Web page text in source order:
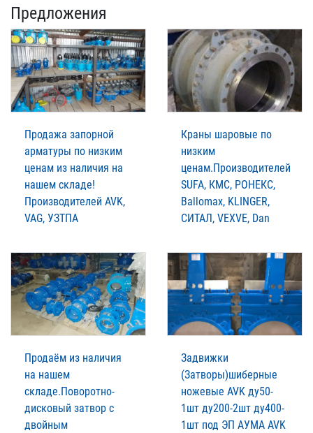
Предложения
Продажа запорной
арматуры по низким
ценам из наличия на
нашем складе!
Производителей AVK,
VAG, УЗТПА
Краны шаровые по
низким
ценам.Производителей
SUFA, КМС, РОНЕКС,
Ballomax, KLINGER,
СИТАЛ, VEXVE, Dan
Продаём из наличия
на нашем
складе.Поворотно-
дисковый затвор с
двойным
Задвижки
(Затворы)шиберные
ножевые AVK ду50-
1шт ду200-2шт ду400-
1шт под ЭП АУМА AVK